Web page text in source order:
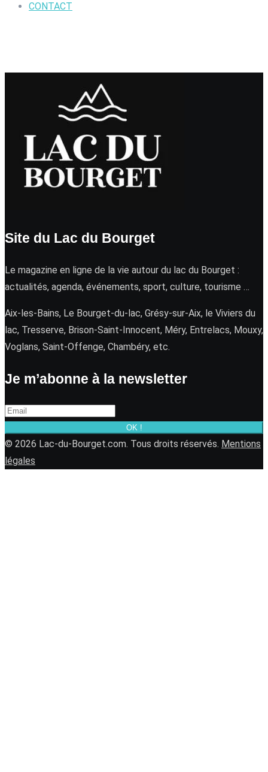
CONTACT
Site du Lac du Bourget
Le magazine en ligne de la vie autour du lac du Bourget :
actualités, agenda, événements, sport, culture, tourisme …
Aix-les-Bains, Le Bourget-du-lac, Grésy-sur-Aix, le Viviers du
lac, Tresserve, Brison-Saint-Innocent, Méry, Entrelacs, Mouxy,
Voglans, Saint-Offenge, Chambéry, etc.
Je m’abonne à la newsletter
OK !
© 2026 Lac-du-Bourget.com. Tous droits réservés. Mentions
légales